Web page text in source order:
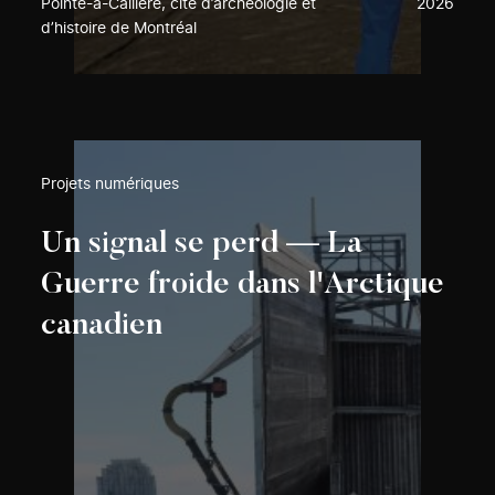
Pointe-à-Callière, cité d’archéologie et
d’histoire de Montréal
2026
Projets numériques
Un signal se perd — La
Guerre froide dans l'Arctique
canadien